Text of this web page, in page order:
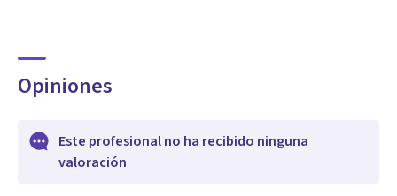
Opiniones
Este profesional no ha recibido ninguna
valoración